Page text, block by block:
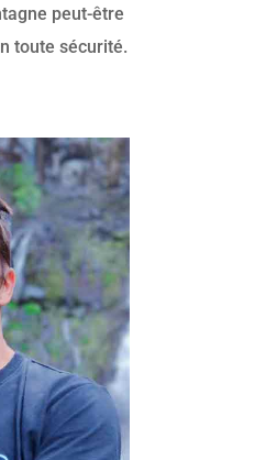
peut-être
toute sécurité.